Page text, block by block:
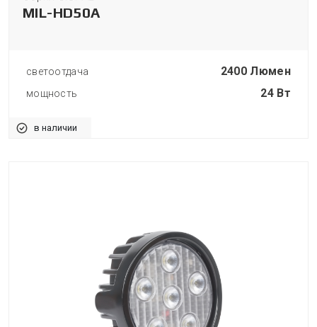
MIL-HD50A
светоотдача 2400 Люмен
мощность 24 Вт
в наличии